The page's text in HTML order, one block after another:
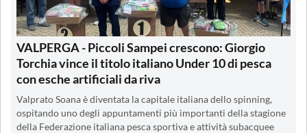
VALPERGA - Piccoli Sampei crescono: Giorgio
Torchia vince il titolo italiano Under 10 di pesca
con esche artificiali da riva
Valprato Soana è diventata la capitale italiana dello spinning,
ospitando uno degli appuntamenti più importanti della stagione
della Federazione italiana pesca sportiva e attività subacquee